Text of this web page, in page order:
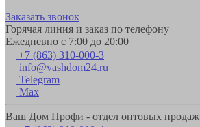
Заказать звонок
Горячая линия и заказ по телефону
Ежедневно с 7:00 до 20:00
+7 (863) 310-000-3
info@vashdom24.ru
Telegram
Max
Ваш Дом Профи - отдел оптовых продаж